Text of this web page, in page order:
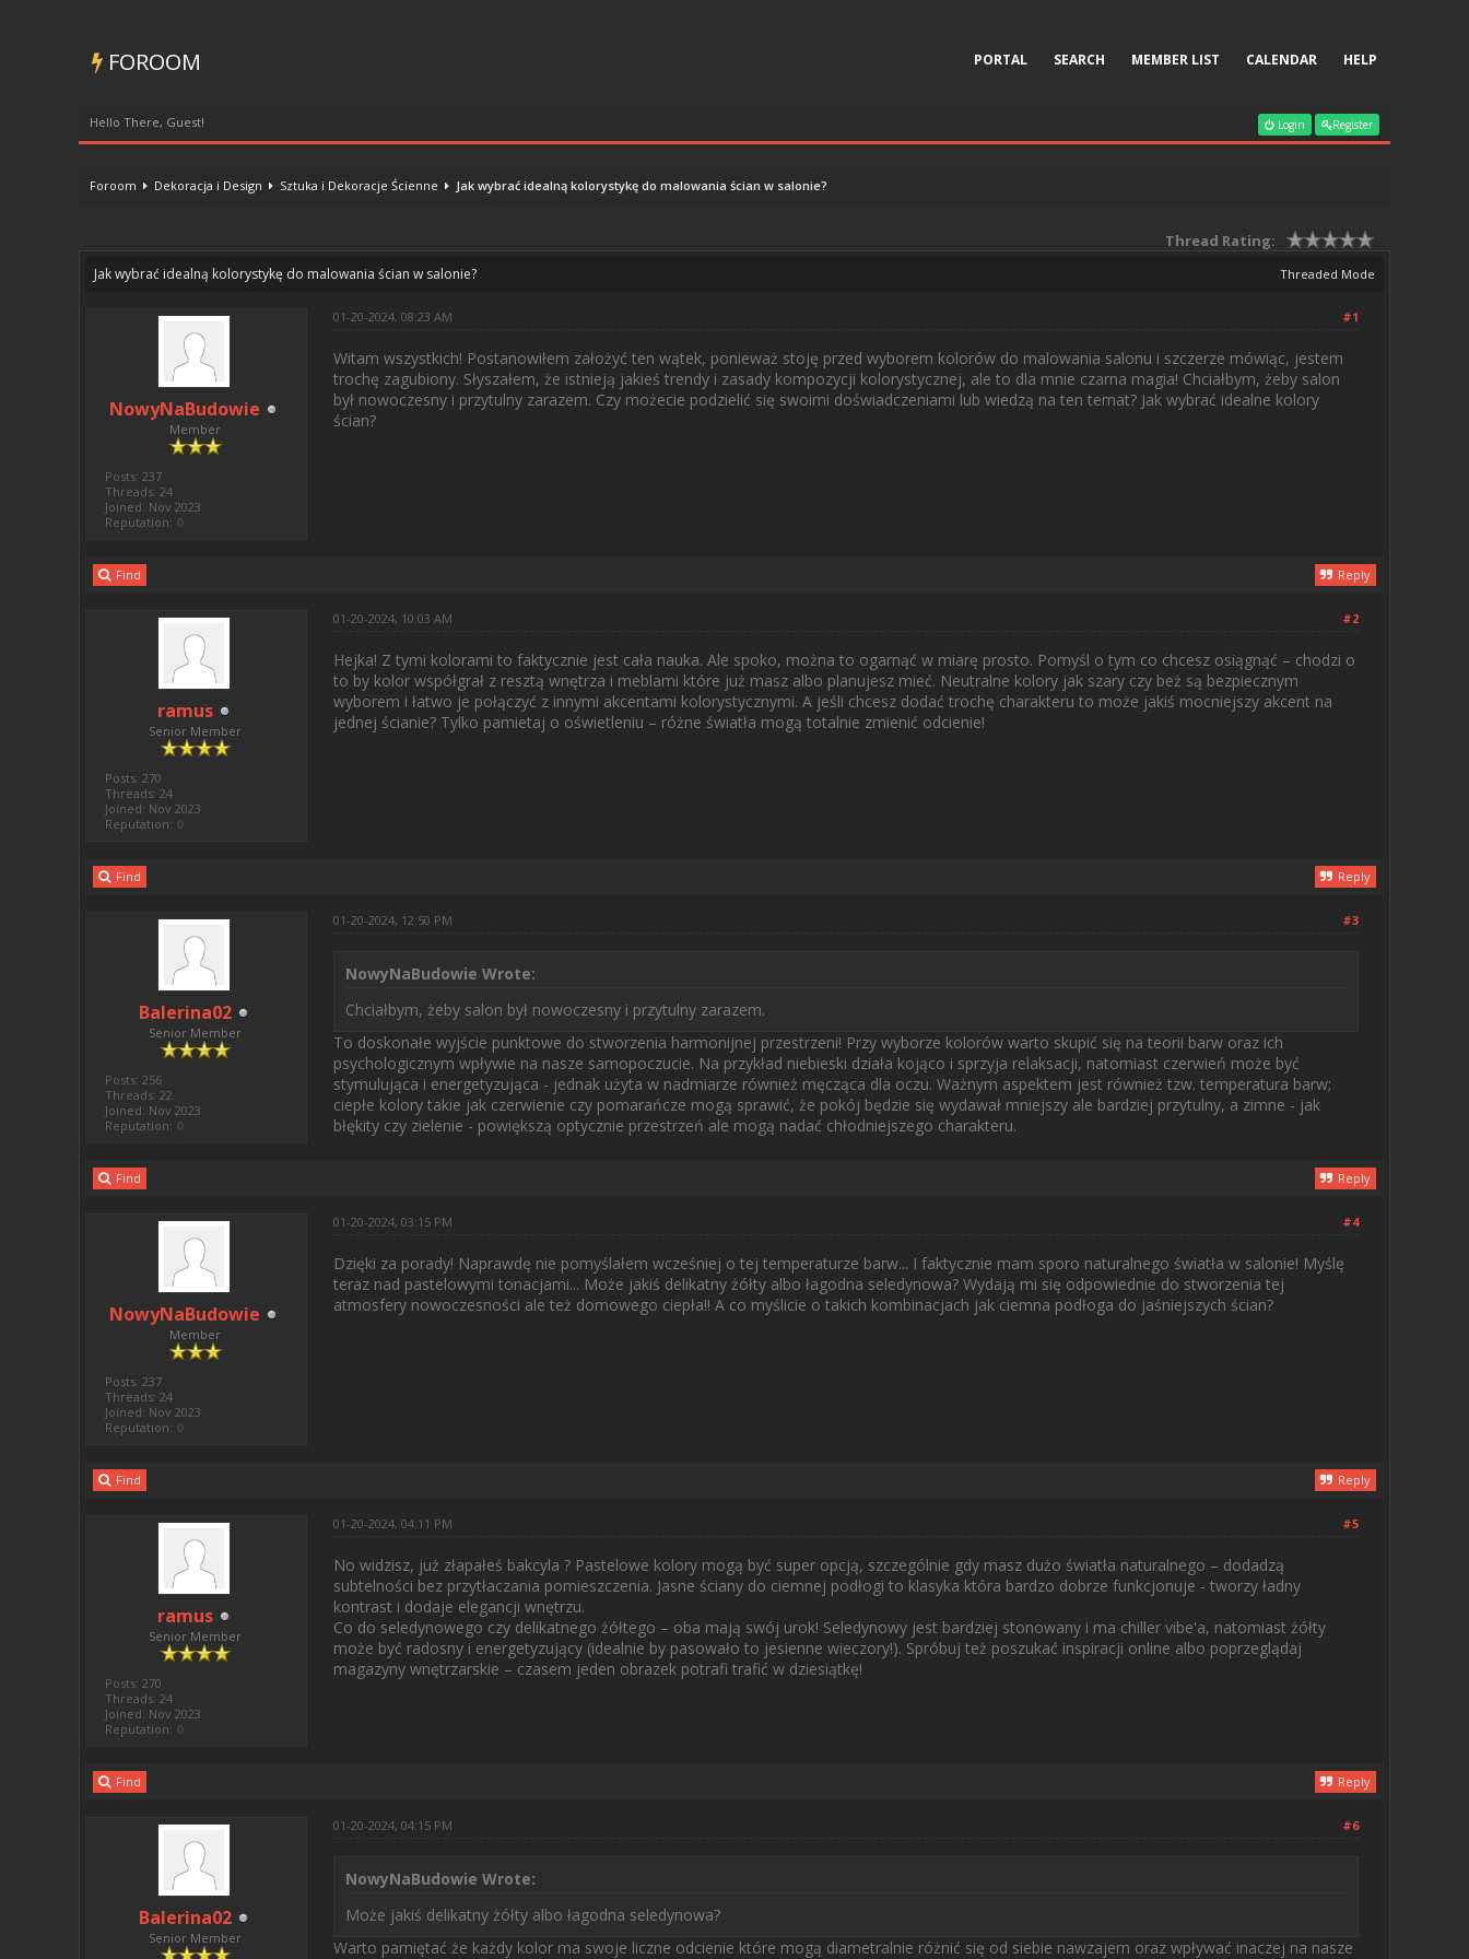
FOROOM PORTAL SEARCH MEMBER LIST CALENDAR HELP
Hello There, Guest! Login Register
Foroom Dekoracja i Design Sztuka i Dekoracje Ścienne Jak wybrać idealną kolorystykę do malowania ścian w salonie?
Thread Rating:
Threaded Mode
Jak wybrać idealną kolorystykę do malowania ścian w salonie?
NowyNaBudowie
Member
Posts: 237
Threads: 24
Joined: Nov 2023
Reputation: 0
#1
01-20-2024, 08:23 AM
Witam wszystkich! Postanowiłem założyć ten wątek, ponieważ stoję przed wyborem kolorów do malowania salonu i szczerze mówiąc, jestem
trochę zagubiony. Słyszałem, że istnieją jakieś trendy i zasady kompozycji kolorystycznej, ale to dla mnie czarna magia! Chciałbym, żeby salon
był nowoczesny i przytulny zarazem. Czy możecie podzielić się swoimi doświadczeniami lub wiedzą na ten temat? Jak wybrać idealne kolory
ścian?
Find Reply
ramus
Senior Member
Posts: 270
Threads: 24
Joined: Nov 2023
Reputation: 0
#2
01-20-2024, 10:03 AM
Hejka! Z tymi kolorami to faktycznie jest cała nauka. Ale spoko, można to ogarnąć w miarę prosto. Pomyśl o tym co chcesz osiągnąć – chodzi o
to by kolor współgrał z resztą wnętrza i meblami które już masz albo planujesz mieć. Neutralne kolory jak szary czy beż są bezpiecznym
wyborem i łatwo je połączyć z innymi akcentami kolorystycznymi. A jeśli chcesz dodać trochę charakteru to może jakiś mocniejszy akcent na
jednej ścianie? Tylko pamietaj o oświetleniu – różne światła mogą totalnie zmienić odcienie!
Find Reply
Balerina02
Senior Member
Posts: 256
Threads: 22
Joined: Nov 2023
Reputation: 0
#3
01-20-2024, 12:50 PM
NowyNaBudowie Wrote:
Chciałbym, żeby salon był nowoczesny i przytulny zarazem.
To doskonałe wyjście punktowe do stworzenia harmonijnej przestrzeni! Przy wyborze kolorów warto skupić się na teorii barw oraz ich
psychologicznym wpływie na nasze samopoczucie. Na przykład niebieski działa kojąco i sprzyja relaksacji, natomiast czerwień może być
stymulująca i energetyzująca - jednak użyta w nadmiarze również męcząca dla oczu. Ważnym aspektem jest również tzw. temperatura barw;
ciepłe kolory takie jak czerwienie czy pomarańcze mogą sprawić, że pokój będzie się wydawał mniejszy ale bardziej przytulny, a zimne - jak
błękity czy zielenie - powiększą optycznie przestrzeń ale mogą nadać chłodniejszego charakteru.
Find Reply
NowyNaBudowie
Member
Posts: 237
Threads: 24
Joined: Nov 2023
Reputation: 0
#4
01-20-2024, 03:15 PM
Dzięki za porady! Naprawdę nie pomyślałem wcześniej o tej temperaturze barw... I faktycznie mam sporo naturalnego światła w salonie! Myślę
teraz nad pastelowymi tonacjami... Może jakiś delikatny żółty albo łagodna seledynowa? Wydają mi się odpowiednie do stworzenia tej
atmosfery nowoczesności ale też domowego ciepła!! A co myślicie o takich kombinacjach jak ciemna podłoga do jaśniejszych ścian?
Find Reply
ramus
Senior Member
Posts: 270
Threads: 24
Joined: Nov 2023
Reputation: 0
#5
01-20-2024, 04:11 PM
No widzisz, już złapałeś bakcyla ? Pastelowe kolory mogą być super opcją, szczególnie gdy masz dużo światła naturalnego – dodadzą
subtelności bez przytłaczania pomieszczenia. Jasne ściany do ciemnej podłogi to klasyka która bardzo dobrze funkcjonuje - tworzy ładny
kontrast i dodaje elegancji wnętrzu.
Co do seledynowego czy delikatnego żółtego – oba mają swój urok! Seledynowy jest bardziej stonowany i ma chiller vibe'a, natomiast żółty
może być radosny i energetyzujący (idealnie by pasowało to jesienne wieczory!). Spróbuj też poszukać inspiracji online albo poprzeglądaj
magazyny wnętrzarskie – czasem jeden obrazek potrafi trafić w dziesiątkę!
Find Reply
Balerina02
Senior Member
#6
01-20-2024, 04:15 PM
NowyNaBudowie Wrote:
Może jakiś delikatny żółty albo łagodna seledynowa?
Warto pamiętać że każdy kolor ma swoje liczne odcienie które mogą diametralnie różnić się od siebie nawzajem oraz wpływać inaczej na nasze